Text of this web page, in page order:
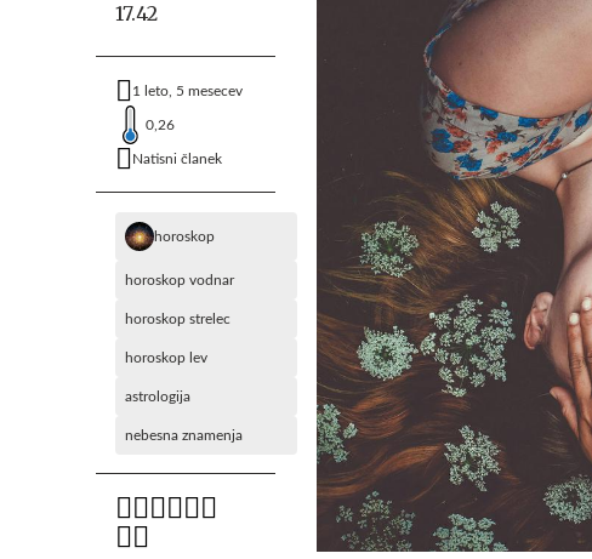
17.42
1 leto, 5 mesecev
0,26
Natisni članek
horoskop
horoskop vodnar
horoskop strelec
horoskop lev
astrologija
nebesna znamenja